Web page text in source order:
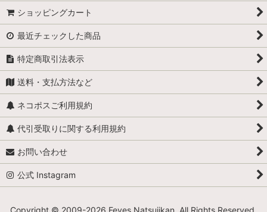
ショッピングカート
最近チェックした商品
特定商取引法表示
送料・支払方法など
ネコポスご利用規約
代引受取りに関する利用規約
お問い合わせ
公式 Instagram